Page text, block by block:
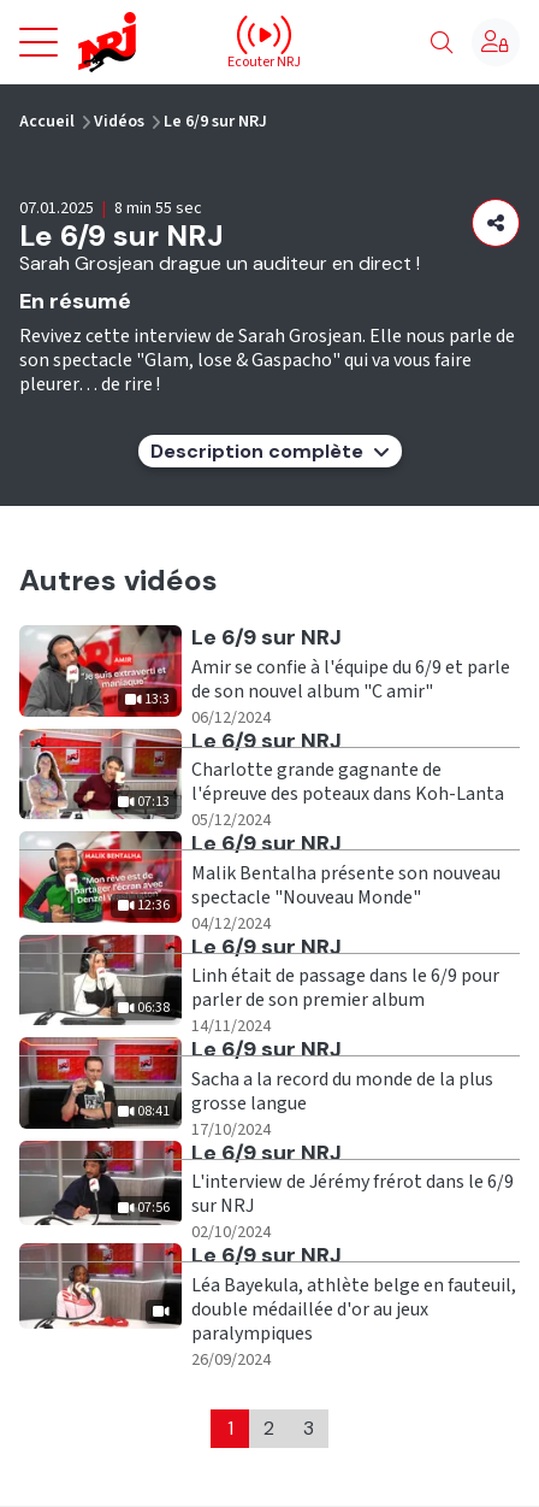
NRJ - Accueil
Ecouter NRJ
Accueil Vidéos Le 6/9 sur NRJ
Le 6/9 sur NRJ
Sarah Grosjean drague un auditeur en direct !
07.01.2025 | 8 min 55 sec
En résumé
Revivez cette interview de Sarah Grosjean. Elle nous parle de
son spectacle "Glam, lose & Gaspacho" qui va vous faire
pleurer… de rire !
Description complète
Autres vidéos
13:3
Ecouter
Le 6/9 sur NRJ
Amir se confie à l'équipe du 6/9 et parle
de son nouvel album "C amir"
06/12/2024
07:13
Ecouter
Le 6/9 sur NRJ
Charlotte grande gagnante de
l'épreuve des poteaux dans Koh-Lanta
05/12/2024
12:36
Ecouter
Le 6/9 sur NRJ
Malik Bentalha présente son nouveau
spectacle "Nouveau Monde"
04/12/2024
06:38
Ecouter
Le 6/9 sur NRJ
Linh était de passage dans le 6/9 pour
parler de son premier album
14/11/2024
08:41
Ecouter
Le 6/9 sur NRJ
Sacha a la record du monde de la plus
grosse langue
17/10/2024
07:56
Ecouter
Le 6/9 sur NRJ
L'interview de Jérémy frérot dans le 6/9
sur NRJ
02/10/2024
Ecouter
Le 6/9 sur NRJ
Léa Bayekula, athlète belge en fauteuil,
double médaillée d'or au jeux
paralympiques
26/09/2024
1 2 3